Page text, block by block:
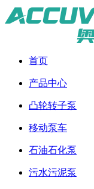
首页
产品中心
凸轮转子泵
移动泵车
石油石化泵
污水污泥泵